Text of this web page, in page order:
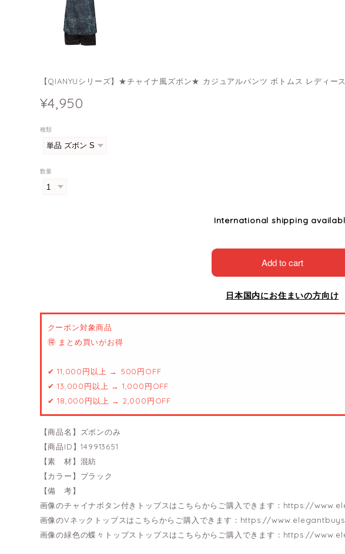
【QIANYUシリーズ】★チャイナ風ズボン★ カジュアルパンツ ボトムス レディー
¥4,950
種類
数量
International shipping
Add to cart
日本国内にお住まいの方向け
クーポン対象商品
🉐 まとめ買いがお得
✔ 11,000円以上 → 500円OFF
✔ 13,000円以上 → 1,000円OFF
✔ 18,000円以上 → 2,000円OFF
【商品名】ズボンのみ
【商品ID】149913651
【素 材】混紡
【カラー】ブラック
【備 考】
画像のチャイナボタン付きトップスはこちらからご購入できます： https://
画像のVネックトップスはこちらからご購入できます： https://
画像の緑色の蝶々トップストップスはこちらからご購入できます： https://